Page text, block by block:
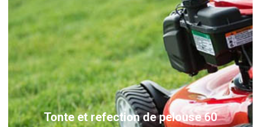
Tonte et refection de pelouse 60